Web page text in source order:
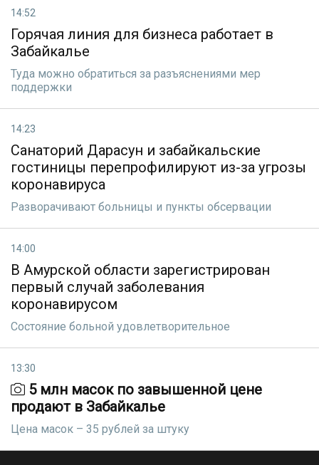
14:52
Горячая линия для бизнеса работает в
Забайкалье
Туда можно обратиться за разъяснениями мер
поддержки
14:23
Санаторий Дарасун и забайкальские
гостиницы перепрофилируют из-за угрозы
коронавируса
Разворачивают больницы и пункты обсервации
14:00
В Амурской области зарегистрирован
первый случай заболевания
коронавирусом
Состояние больной удовлетворительное
13:30
5 млн масок по завышенной цене
продают в Забайкалье
Цена масок – 35 рублей за штуку